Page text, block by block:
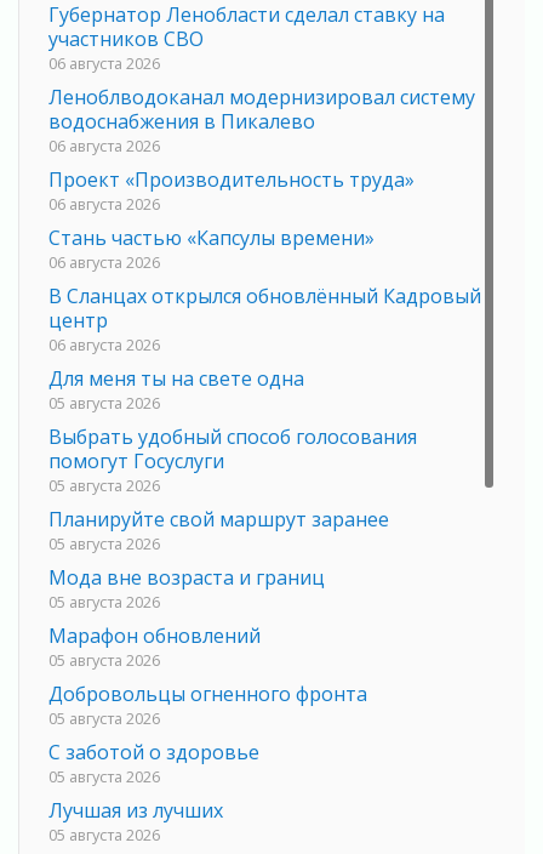
Губернатор Ленобласти сделал ставку на
участников СВО
06 августа 2026
Леноблводоканал модернизировал систему
водоснабжения в Пикалево
06 августа 2026
Проект «Производительность труда»
06 августа 2026
Стань частью «Капсулы времени»
06 августа 2026
В Сланцах открылся обновлённый Кадровый
центр
06 августа 2026
Для меня ты на свете одна
05 августа 2026
Выбрать удобный способ голосования
помогут Госуслуги
05 августа 2026
Планируйте свой маршрут заранее
05 августа 2026
Мода вне возраста и границ
05 августа 2026
Марафон обновлений
05 августа 2026
Добровольцы огненного фронта
05 августа 2026
С заботой о здоровье
05 августа 2026
Лучшая из лучших
05 августа 2026